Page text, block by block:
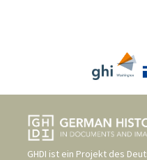
GHDI ist ein Projekt des